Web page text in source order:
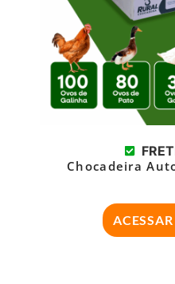
Chocadeira